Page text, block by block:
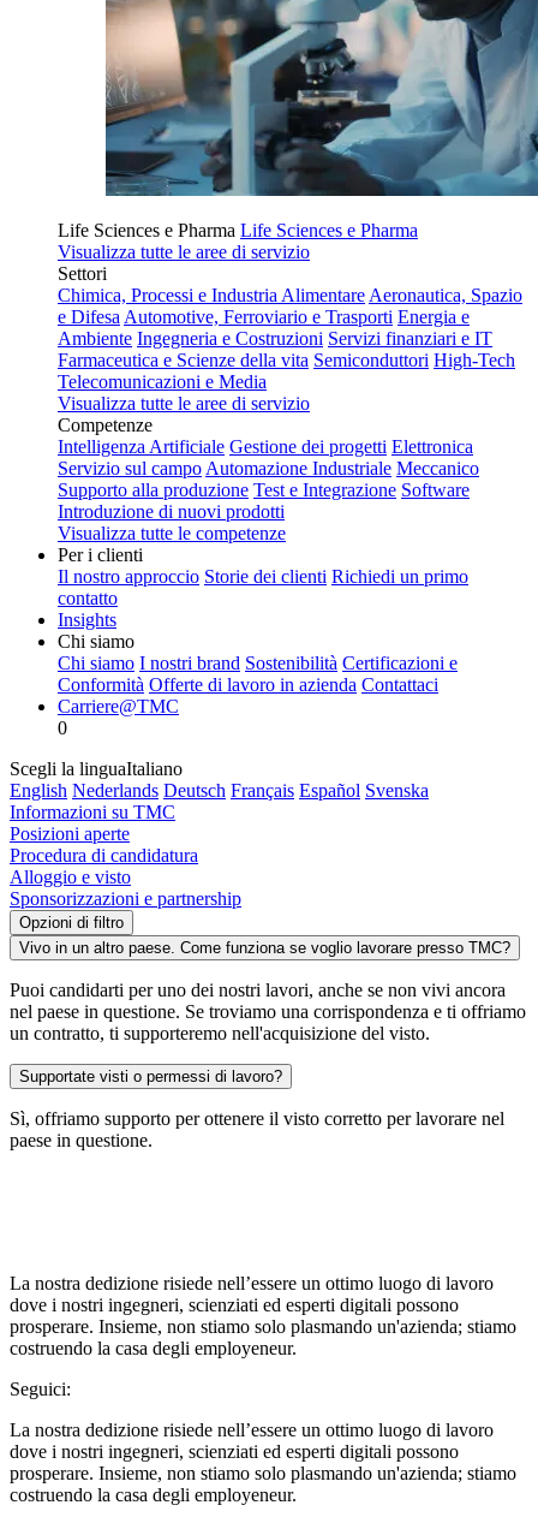
Life Sciences e Pharma Life Sciences e Pharma
Visualizza tutte le aree di servizio
Settori
Chimica, Processi e Industria Alimentare Aeronautica, Spazio
e Difesa Automotive, Ferroviario e Trasporti Energia e
Ambiente Ingegneria e Costruzioni Servizi finanziari e IT
Farmaceutica e Scienze della vita Semiconduttori High-Tech
Telecomunicazioni e Media
Visualizza tutte le aree di servizio
Competenze
Intelligenza Artificiale Gestione dei progetti Elettronica
Servizio sul campo Automazione Industriale Meccanico
Supporto alla produzione Test e Integrazione Software
Introduzione di nuovi prodotti
Visualizza tutte le competenze
Per i clienti
Il nostro approccio Storie dei clienti Richiedi un primo
contatto
Insights
Chi siamo
Chi siamo I nostri brand Sostenibilità Certificazioni e
Conformità Offerte di lavoro in azienda Contattaci
Carriere@TMC
0
Scegli la linguaItaliano
English Nederlands Deutsch Français Español Svenska
Informazioni su TMC
Posizioni aperte
Procedura di candidatura
Alloggio e visto
Sponsorizzazioni e partnership
Opzioni di filtro
Vivo in un altro paese. Come funziona se voglio lavorare presso TMC?
Puoi candidarti per uno dei nostri lavori, anche se non vivi ancora
nel paese in questione. Se troviamo una corrispondenza e ti offriamo
un contratto, ti supporteremo nell'acquisizione del visto.
Supportate visti o permessi di lavoro?
Sì, offriamo supporto per ottenere il visto corretto per lavorare nel
paese in questione.
La nostra dedizione risiede nell’essere un ottimo luogo di lavoro
dove i nostri ingegneri, scienziati ed esperti digitali possono
prosperare. Insieme, non stiamo solo plasmando un'azienda; stiamo
costruendo la casa degli employeneur.
Seguici:
La nostra dedizione risiede nell’essere un ottimo luogo di lavoro
dove i nostri ingegneri, scienziati ed esperti digitali possono
prosperare. Insieme, non stiamo solo plasmando un'azienda; stiamo
costruendo la casa degli employeneur.